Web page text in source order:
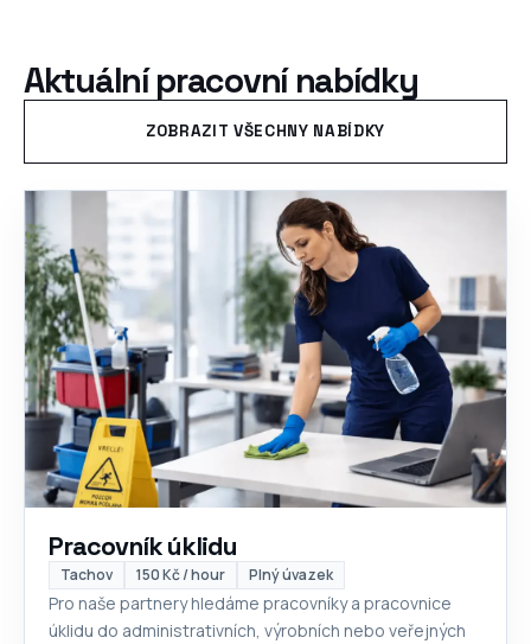
Aktuální pracovní nabídky
ZOBRAZIT VŠECHNY NABÍDKY
Pracovník úklidu
Tachov 150 Kč / hour Plný úvazek
Pro naše partnery hledáme pracovníky a pracovnice
úklidu do administrativních, výrobních nebo veřejných